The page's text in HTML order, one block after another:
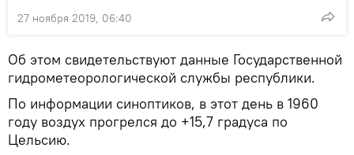
27 ноября 2019, 06:40
Об этом свидетельствуют данные Государственной
гидрометеорологической службы республики.
По информации синоптиков, в этот день в 1960
году воздух прогрелся до +15,7 градуса по
Цельсию.